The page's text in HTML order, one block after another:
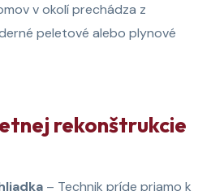
v okolí prechádza z
peletové alebo plynové
rekonštrukcie
– Technik príde priamo k